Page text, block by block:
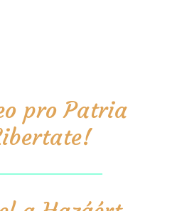
pro Patria